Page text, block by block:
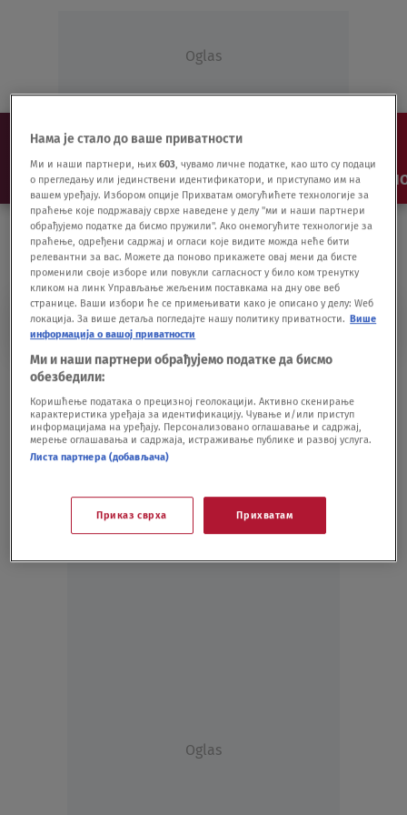
Oglas
NAJNOVIJE VESTI SHOW SPORT VIDEO
TRGOVINA DROGE
HRONIKA15.04.21.
Oglas
Нама је стало до ваше приватности
Ми и наши партнери, њих603, чувамо личне податке, као што су подаци
о прегледању или јединствени идентификатори, и приступамо им на
вашем уређају. Избором опције Прихватам омогућићете технологије за
праћење које подржавају сврхе наведене у делу "ми и наши партнери
обрађујемо податке да бисмо пружили". Ако онемогућите технологије за
праћење, одређени садржај и огласи које видите можда неће бити
релевантни за вас. Можете да поново прикажете овај мени да бисте
променили своје изборе или повукли сагласност у било ком тренутку
кликом на линк Управљање жељеним поставкама на дну ове веб
странице. Ваши избори ће се примењивати како је описано у делу: Wеб
локација. За више детаља погледајте нашу политику приватности. Више
информација о вашој приватности
Ми и наши партнери обрађујемо податке да бисмо
обезбедили:
Коришћење података о прецизној геолокацији. Активно скенирање
карактеристика уређаја за идентификацију. Чување и/или приступ
информацијама на уређају. Персонализовано оглашавање и садржај,
мерење оглашавања и садржаја, истраживање публике и развој услуга.
Листа партнера (добављача)
Приказ сврха Прихватам